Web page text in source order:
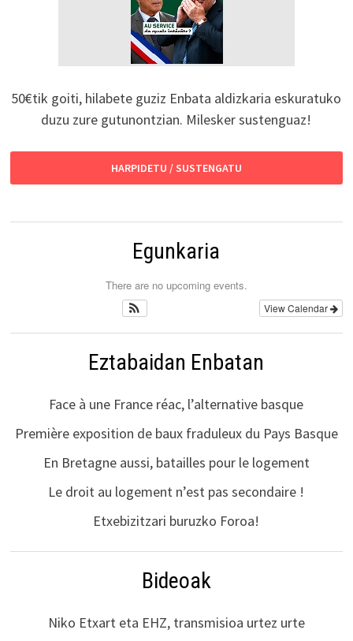
50€tik goiti, hilabete guziz Enbata aldizkaria eskuratuko
duzu zure gutunontzian. Milesker sustenguaz!
HARPIDETU / SUSTENGATU
Egunkaria
There are no upcoming events.
View Calendar
Eztabaidan Enbatan
Face à une France réac, l’alternative basque
Première exposition de baux fraduleux du Pays Basque
En Bretagne aussi, batailles pour le logement
Le droit au logement n’est pas secondaire !
Etxebizitzari buruzko Foroa!
Bideoak
Niko Etxart eta EHZ, transmisioa urtez urte